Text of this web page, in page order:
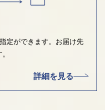
定ができます。お届け先
詳細を見る